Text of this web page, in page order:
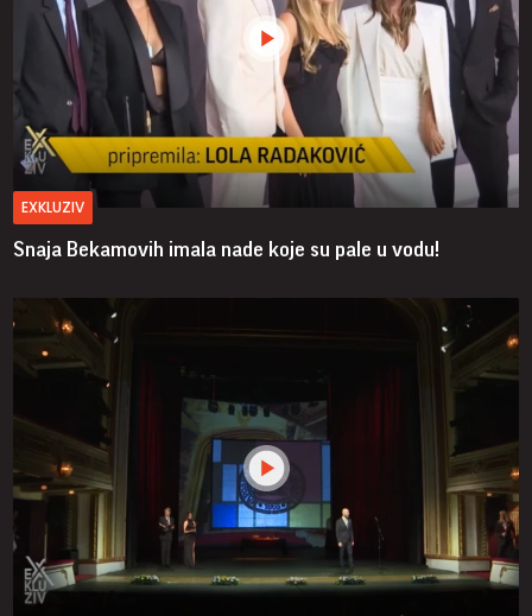
EXKLUZIV
Snaja Bekamovih imala nade koje su pale u vodu!